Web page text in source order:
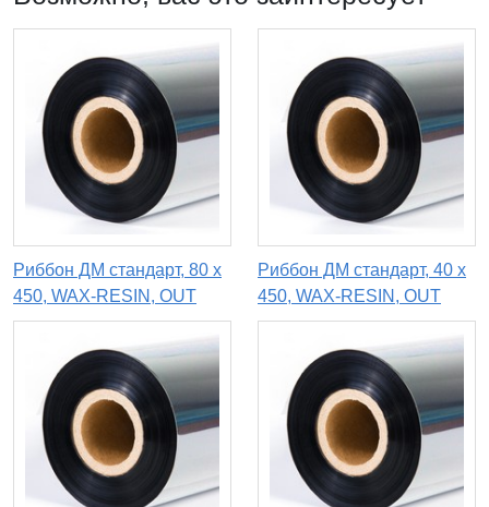
Риббон ДМ стандарт, 80 х
450, WAX-RESIN, OUT
Риббон ДМ стандарт, 40 х
450, WAX-RESIN, OUT